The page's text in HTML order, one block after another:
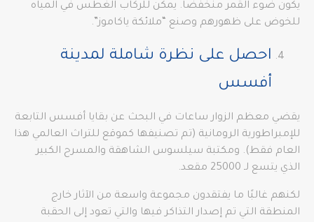
يكون ضوء القمر منخفضًا. يمكن للركاب الغطس في المياه
للخوض على ظهورهم وصنع “ملائكة ياكاموز”.
احصل على نظرة شاملة لمدينة
أفسس
يقضي معظم الزوار ساعات في البحث عن بقايا أفسس التابعة
للإمبراطورية الرومانية (تم تصنيفها كموقع للتراث العالمي هذا
العام فقط). ومكتبة سيلسوس الشاهقة والمسرح الكبير
الذي يتسع لـ 25000 مقعد.
لكنهم غالبًا ما يفتقدون مجموعة واسعة من الآثار خارج
المنطقة التي تم إصدار التذاكر فيها والتي تعود إلى الحقبة